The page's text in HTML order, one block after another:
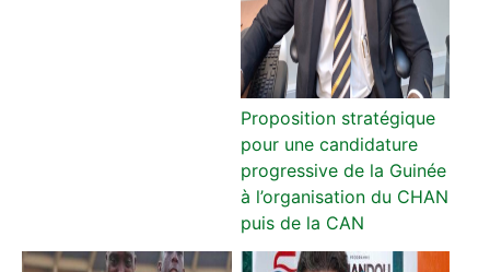
Proposition stratégique
pour une candidature
progressive de la Guinée
à l’organisation du CHAN
puis de la CAN